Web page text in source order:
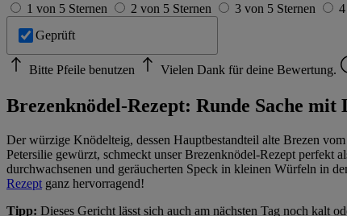
1 von 5 Sternen
2 von 5 Sternen 3 von 5 Sternen
Geprüft
Bitte Pfeile benutzen Vielen Dank für deine Bewertung.
Brezenknödel-Rezept: Runde Sache mit
Der würzige Knödelteig, dessen Hauptbestandteil alte Brezen
Petersilie gewürzt, schmeckt unser Brezenknödel-Rezept perfekt
durchwachsenen und geräucherten Speck in kleinen Würfeln in
Rezept ganz hervorragend!
Tipp: Dieses Gericht lässt sich auch am nächsten Tag noch kalt